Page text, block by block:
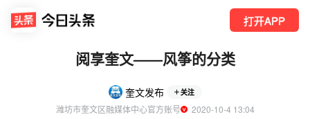
打开APP
阅享奎文——风筝的分类
奎文发布 关注
潍坊市奎文区融媒体中心官方账号
  2020-10-4 13:04